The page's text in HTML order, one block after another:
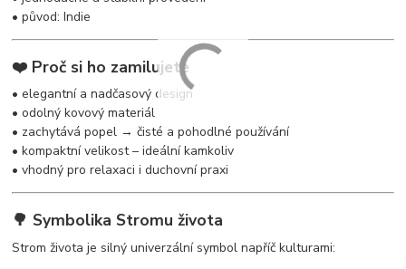
• původ: Indie
❤️ Proč si ho zamilujete
• elegantní a nadčasový design
• odolný kovový materiál
• zachytává popel → čisté a pohodlné používání
• kompaktní velikost – ideální kamkoliv
• vhodný pro relaxaci i duchovní praxi
🌳 Symbolika Stromu života
Strom života je silný univerzální symbol napříč kulturami: